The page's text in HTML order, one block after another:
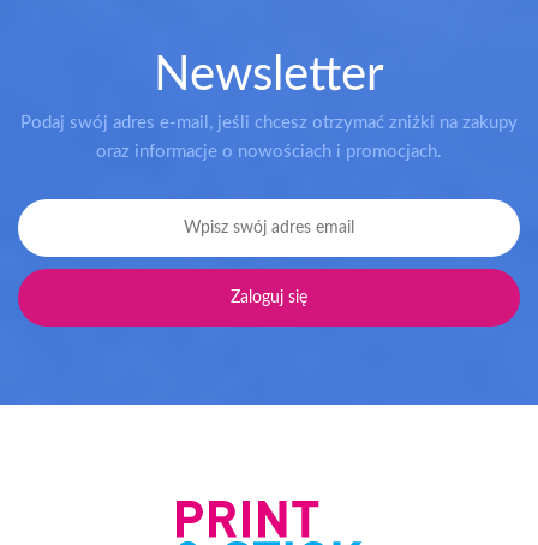
Newsletter
Podaj swój adres e-mail, jeśli chcesz otrzymać zniżki na zakupy
oraz informacje o nowościach i promocjach.